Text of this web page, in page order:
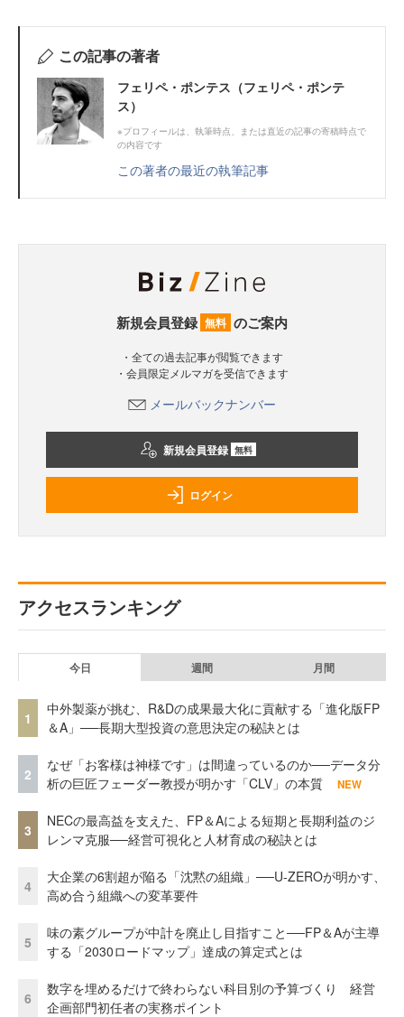
この記事の著者
フェリペ・ポンテス（フェリペ・ポンテ
ス）
※プロフィールは、執筆時点、または直近の記事の寄稿時点で
の内容です
この著者の最近の執筆記事
新規会員登録 無料 のご案内
・全ての過去記事が閲覧できます
・会員限定メルマガを受信できます
メールバックナンバー
新規会員登録 無料
ログイン
アクセスランキング
今日 週間 月間
1
中外製薬が挑む、R&Dの成果最大化に貢献する「進化版FP
＆A」──長期大型投資の意思決定の秘訣とは
2
なぜ「お客様は神様です」は間違っているのか──データ分
析の巨匠フェーダー教授が明かす「CLV」の本質
NEW
3
NECの最高益を支えた、FP＆Aによる短期と長期利益のジ
レンマ克服──経営可視化と人材育成の秘訣とは
4
大企業の6割超が陥る「沈黙の組織」──U-ZEROが明かす、
高め合う組織への変革要件
5
味の素グループが中計を廃止し目指すこと──FP＆Aが主導
する「2030ロードマップ」達成の算定式とは
6
数字を埋めるだけで終わらない科目別の予算づくり 経営
企画部門初任者の実務ポイント